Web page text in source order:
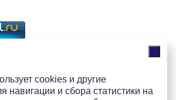
cookies и другие
навигации и сбора статистики на